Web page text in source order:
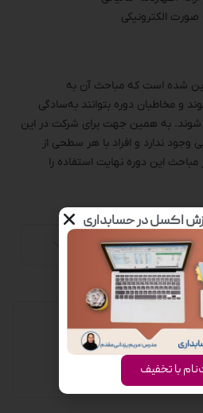
صورت الکترونیکی
شده است که مباحث آن به
و مخاطبان دوره بتوانند به‌سادگی
به همین جهت برای شرکت در این
ندارد و افراد با هر سطحی از
این دوره نهایت استفاده را
اکسل در حسابداری
با تخفیف